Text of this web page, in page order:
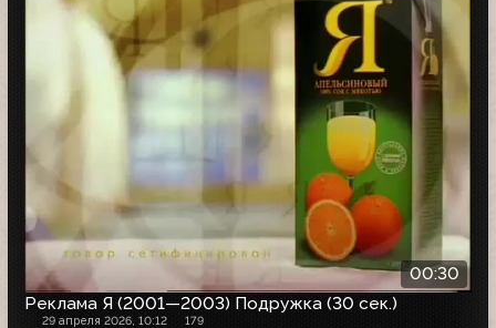
00:30
Реклама Я (2001—2003) Подружка (30 сек.)
29 апреля 2026, 10:12 179